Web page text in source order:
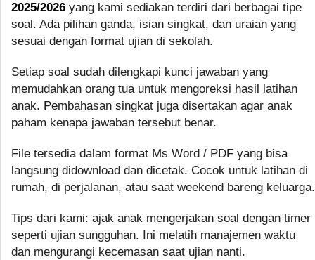
2025/2026 yang kami sediakan terdiri dari berbagai tipe
soal. Ada pilihan ganda, isian singkat, dan uraian yang
sesuai dengan format ujian di sekolah.
Setiap soal sudah dilengkapi kunci jawaban yang
memudahkan orang tua untuk mengoreksi hasil latihan
anak. Pembahasan singkat juga disertakan agar anak
paham kenapa jawaban tersebut benar.
File tersedia dalam format Ms Word / PDF yang bisa
langsung didownload dan dicetak. Cocok untuk latihan di
rumah, di perjalanan, atau saat weekend bareng keluarga.
Tips dari kami: ajak anak mengerjakan soal dengan timer
seperti ujian sungguhan. Ini melatih manajemen waktu
dan mengurangi kecemasan saat ujian nanti.